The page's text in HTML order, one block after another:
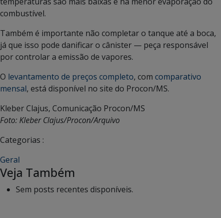
combustível.
Também é importante não completar o tanque até a boca,
já que isso pode danificar o cânister — peça responsável
por controlar a emissão de vapores.
O levantamento de preços completo, com comparativo
mensal, está disponível no site do Procon/MS.
Kleber Clajus, Comunicação Procon/MS
Foto: Kleber Clajus/Procon/Arquivo
Categorias :
Geral
Veja Também
Sem posts recentes disponíveis.